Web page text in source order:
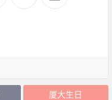
厦大生日